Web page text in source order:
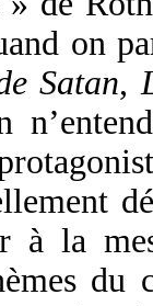
on
Satan,
à la
du